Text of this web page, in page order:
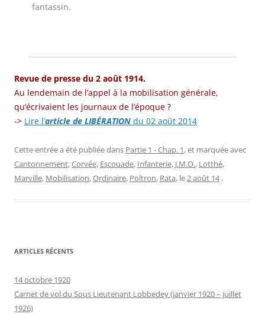
fantassin.
Revue de presse du 2 août 1914.
Au lendemain de l’appel à la mobilisation générale,
qu’écrivaient les journaux de l’époque ?
-> Lire l’article de LIBÉRATION du 02 août 2014
Cette entrée a été publiée dans Partie 1 - Chap. 1, et marquée avec
Cantonnement,Corvée, Escouade, Infanterie, J.M.O., Lotthé,
Marville, Mobilisation,Ordinaire, Poltron, Rata, le 2 août 14 .
ARTICLES RÉCENTS
14 octobre 1920
Carnet de vol du Sous Lieutenant Lobbedey (janvier 1920 – juillet
1926)